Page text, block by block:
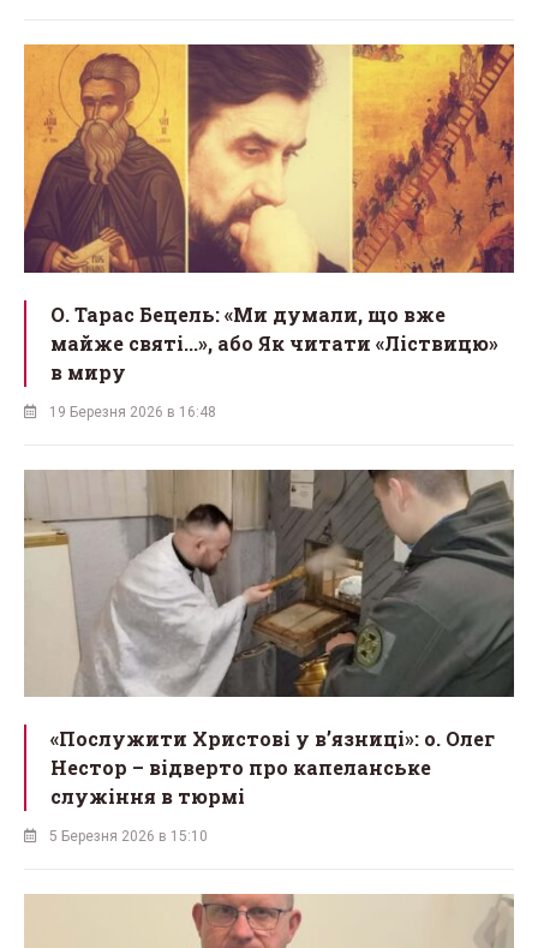
О. Тарас Бецель: «Ми думали, що вже
майже святі...», або Як читати «Ліствицю»
в миру
19 Березня 2026 в 16:48
«Послужити Христові у вʼязниці»: о. Олег
Нестор – відверто про капеланське
служіння в тюрмі
5 Березня 2026 в 15:10